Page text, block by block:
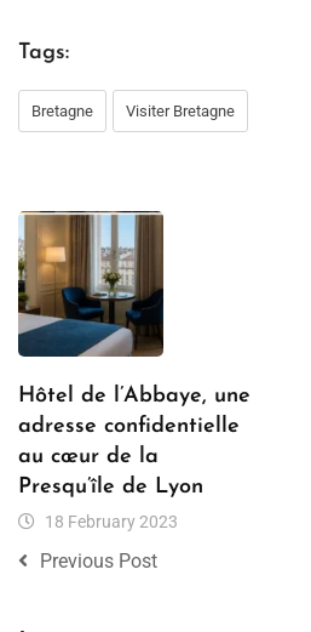
Tags:
Bretagne Visiter Bretagne
Hôtel de l’Abbaye, une
adresse confidentielle
au cœur de la
Presqu’île de Lyon
18 February 2023
Previous Post